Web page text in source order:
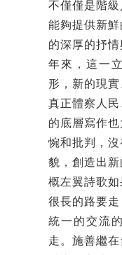
不僅僅是階
能夠提供新
的深厚的抒
年來，這一
形，新的現
真正體察人
的底層寫作
惋和批判，
貌，創造出
概左翼詩歌
很長的路要
統一的交流
走。施善繼